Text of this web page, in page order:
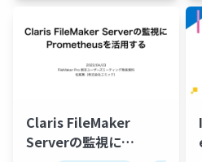
ーム
Claris FileMaker
Serverの監視に